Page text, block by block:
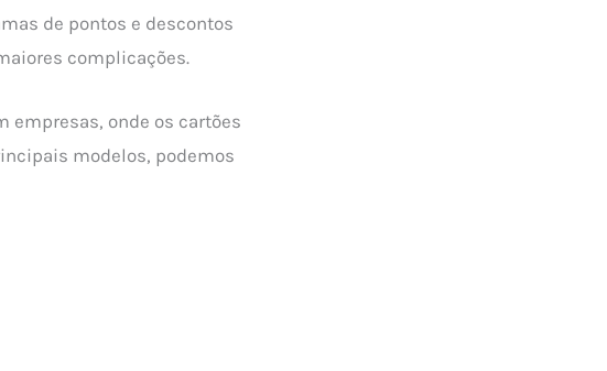
de pontos e descontos
complicações.
empresas, onde os cartões
modelos, podemos